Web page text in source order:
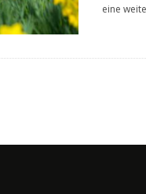
eine weite